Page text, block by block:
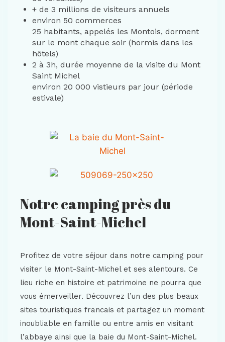
+ de 3 millions de visiteurs annuels
environ 50 commerces
25 habitants, appelés les Montois, dorment
sur le mont chaque soir (hormis dans les
hôtels)
2 à 3h, durée moyenne de la visite du Mont
Saint Michel
environ 20 000 vistieurs par jour (période
estivale)
Notre camping près du
Mont-Saint-Michel
Profitez de votre séjour dans notre camping pour
visiter le Mont-Saint-Michel et ses alentours. Ce
lieu riche en histoire et patrimoine ne pourra que
vous émerveiller. Découvrez l’un des plus beaux
sites touristiques francais et partagez un moment
inoubliable en famille ou entre amis en visitant
l’abbaye ainsi que la baie du Mont-Saint-Michel.